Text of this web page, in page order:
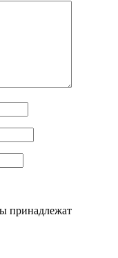
принадлежат